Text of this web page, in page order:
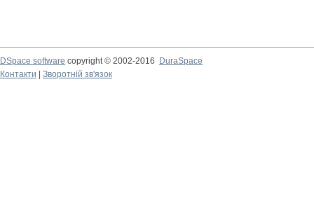
DSpace software copyright © 2002-2016
DuraSpace
Контакти
Зворотній зв'язок